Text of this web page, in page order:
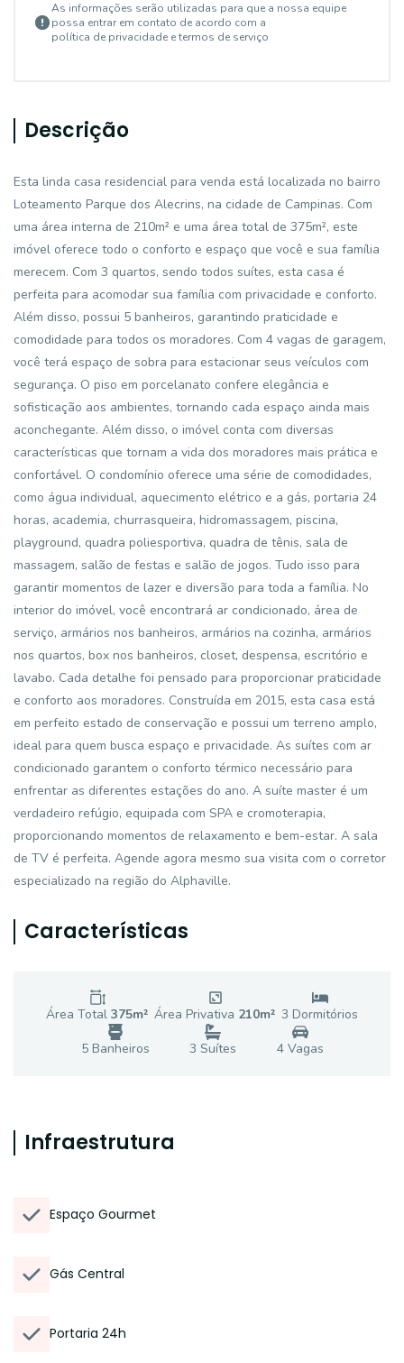
As informações serão utilizadas para que a nossa equipe
possa entrar em contato de acordo com a
política de privacidade e termos de serviço
Descrição
Esta linda casa residencial para venda está localizada no bairro
Loteamento Parque dos Alecrins, na cidade de Campinas. Com
uma área interna de 210m² e uma área total de 375m², este
imóvel oferece todo o conforto e espaço que você e sua família
merecem. Com 3 quartos, sendo todos suítes, esta casa é
perfeita para acomodar sua família com privacidade e conforto.
Além disso, possui 5 banheiros, garantindo praticidade e
comodidade para todos os moradores. Com 4 vagas de garagem,
você terá espaço de sobra para estacionar seus veículos com
segurança. O piso em porcelanato confere elegância e
sofisticação aos ambientes, tornando cada espaço ainda mais
aconchegante. Além disso, o imóvel conta com diversas
características que tornam a vida dos moradores mais prática e
confortável. O condomínio oferece uma série de comodidades,
como água individual, aquecimento elétrico e a gás, portaria 24
horas, academia, churrasqueira, hidromassagem, piscina,
playground, quadra poliesportiva, quadra de tênis, sala de
massagem, salão de festas e salão de jogos. Tudo isso para
garantir momentos de lazer e diversão para toda a família. No
interior do imóvel, você encontrará ar condicionado, área de
serviço, armários nos banheiros, armários na cozinha, armários
nos quartos, box nos banheiros, closet, despensa, escritório e
lavabo. Cada detalhe foi pensado para proporcionar praticidade
e conforto aos moradores. Construída em 2015, esta casa está
em perfeito estado de conservação e possui um terreno amplo,
ideal para quem busca espaço e privacidade. As suítes com ar
condicionado garantem o conforto térmico necessário para
enfrentar as diferentes estações do ano. A suíte master é um
verdadeiro refúgio, equipada com SPA e cromoterapia,
proporcionando momentos de relaxamento e bem-estar. A sala
de TV é perfeita. Agende agora mesmo sua visita com o corretor
especializado na região do Alphaville.
Características
Área Total 375m² Área Privativa 210m² 3 Dormitórios
5Banheiros 3 Suítes 4Vagas
Infraestrutura
Espaço Gourmet
Gás Central
Portaria 24h